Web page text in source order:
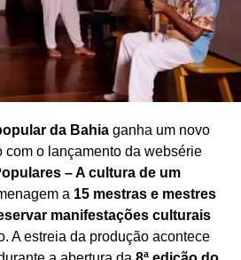
da Bahiaganha um novo
o lançamento da websérie
– A cultura de um
a 15 mestras e mestres
manifestações culturais
A estreia da produção acontece